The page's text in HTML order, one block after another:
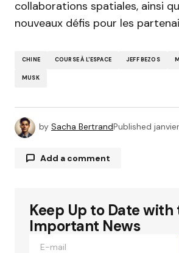
collaborations spatiales, ainsi
nouveaux défis pour les
CHINE COURSE À L'ESPACE JEFF BEZOS
MUSK
by Sacha BertrandPublished
Add a comment
Votre adresse e-mail ne sera
champs obligatoires sont
Alternative:
Keep Up to Date with
Important News